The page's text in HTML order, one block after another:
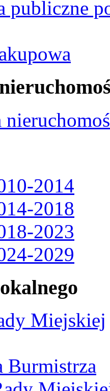
publiczne
2014
2018
2023
2029
Miejskiej
Burmistrza